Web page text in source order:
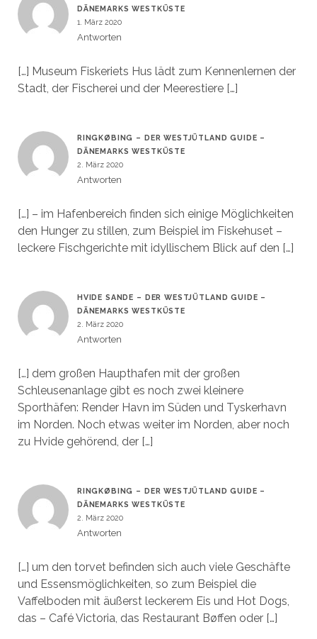
DÄNEMARKS WESTKÜSTE
1. März 2020
Antworten
[…] Museum Fiskeriets Hus lädt zum Kennenlernen der
Stadt, der Fischerei und der Meerestiere […]
RINGKØBING – DER WESTJÜTLAND GUIDE –
DÄNEMARKS WESTKÜSTE
2. März 2020
Antworten
[…] – im Hafenbereich finden sich einige Möglichkeiten
den Hunger zu stillen, zum Beispiel im Fiskehuset –
leckere Fischgerichte mit idyllischem Blick auf den […]
HVIDE SANDE – DER WESTJÜTLAND GUIDE –
DÄNEMARKS WESTKÜSTE
2. März 2020
Antworten
[…] dem großen Haupthafen mit der großen
Schleusenanlage gibt es noch zwei kleinere
Sporthäfen: Render Havn im Süden und Tyskerhavn
im Norden. Noch etwas weiter im Norden, aber noch
zu Hvide gehörend, der […]
RINGKØBING – DER WESTJÜTLAND GUIDE –
DÄNEMARKS WESTKÜSTE
2. März 2020
Antworten
[…] um den torvet befinden sich auch viele Geschäfte
und Essensmöglichkeiten, so zum Beispiel die
Vaffelboden mit äußerst leckerem Eis und Hot Dogs,
das – Café Victoria, das Restaurant Bøffen oder […]